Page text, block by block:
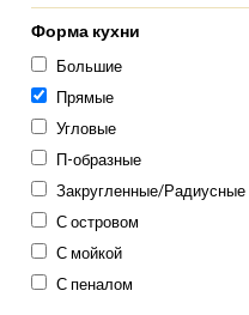
Форма кухни
Большие
Прямые
Угловые
П-образные
Закругленные/Радиусные
С островом
С мойкой
С пеналом